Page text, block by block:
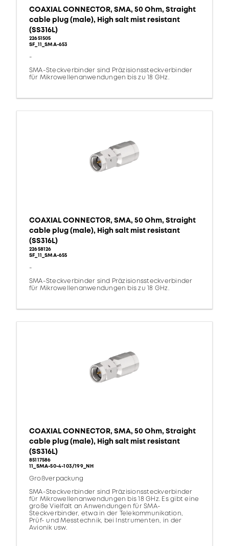
COAXIAL CONNECTOR, SMA, 50 Ohm, Straight
cable plug (male), High salt mist resistant
(SS316L)
22651505
SF_11_SMA-653
-
SMA-Steckverbinder sind Präzisionssteckverbinder
für Mikrowellenanwendungen bis zu 18 GHz.
COAXIAL CONNECTOR, SMA, 50 Ohm, Straight
cable plug (male), High salt mist resistant
(SS316L)
22658126
SF_11_SMA-655
-
SMA-Steckverbinder sind Präzisionssteckverbinder
für Mikrowellenanwendungen bis zu 18 GHz.
COAXIAL CONNECTOR, SMA, 50 Ohm, Straight
cable plug (male), High salt mist resistant
(SS316L)
85117586
11_SMA-50-4-103/199_NH
Großverpackung
SMA-Steckverbinder sind Präzisionssteckverbinder
für Mikrowellenanwendungen bis 18 GHz. Es gibt eine
große Vielfalt an Anwendungen für SMA-
Steckverbinder, etwa in der Telekommunikation,
Prüf- und Messtechnik, bei Instrumenten, in der
Avionik usw.